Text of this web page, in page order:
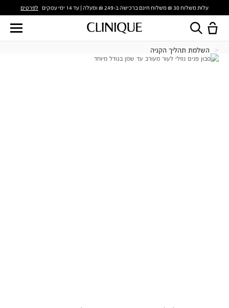
עלות משלוח 30 ₪ משלוח חינם ברכישה ב-249 ₪ ומעלה | עד 14 ימי עסקים לפרטים
השלמת תהליך הקניה